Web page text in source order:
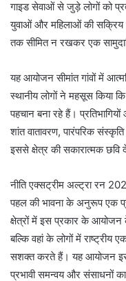
गाइड सेवाओं से जुड़े लोगों को
युवाओं और महिलाओं की सक्रिय
तक सीमित न रखकर एक
यह आयोजन सीमांत गांवों में
स्थानीय लोगों ने महसूस किया
पहचान बना रहे हैं।
शांत वातावरण, पारंपरिक
इससे क्षेत्र की सकारात्मक
नीति एक्सट्रीम अल्ट्रा रन
पहल की भावना के अनुरूप एक
क्षेत्रों में इस प्रकार के आयोजन
बल्कि वहां के लोगों में राष्ट्रीय
सशक्त करते हैं। यह आयोजन इस
प्रभावी समन्वय और संसाधनों